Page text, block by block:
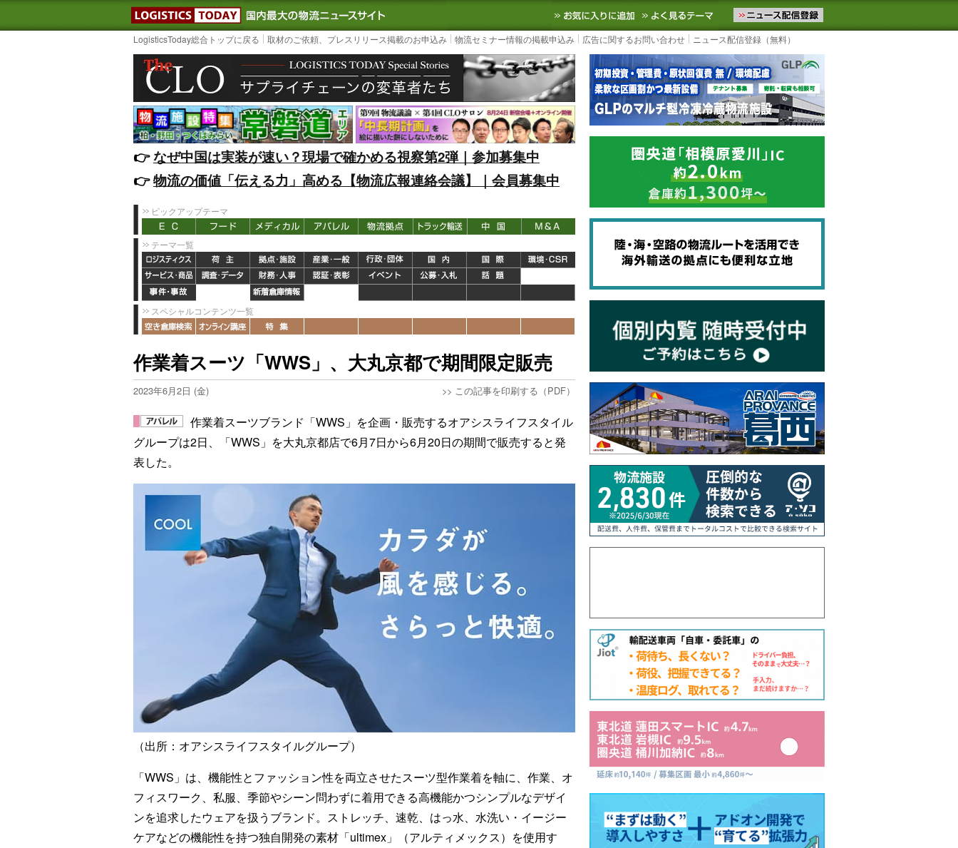
LOGISTICS TODAY｜国内最大の物流ニュースサイト3PL, SCMなど国内外の最新の物流ニュースをお届けします。物流ニュースメール配信を登録す
お気に入りに追加 よく見るテーマ
LogisticsToday総合トップに戻る 取材のご依頼、プレスリリース掲載のお申込み 物流セミナー情報の掲載申込み 広告に関するお問い合わせ ニュース配信登録（無料）
👉️なぜ中国は実装が速い？現場で確かめる視察第2弾｜参加募集中
👉️物流の価値「伝える力」高める【物流広報連絡会議】｜会員募集中
ピックアップテーマ
テーマ一覧
スペシャルコンテンツ一覧
作業着スーツ「WWS」、大丸京都で期間限定販売
2023年6月2日 (金) >> この記事を印刷する（PDF）
作業着スーツブランド「WWS」を企画・販売するオアシスライフスタイル
グループは2日、「WWS」を大丸京都店で6月7日から6月20日の期間で販売すると発
表した。
（出所：オアシスライフスタイルグループ）
「WWS」は、機能性とファッション性を両立させたスーツ型作業着を軸に、作業、オ
フィスワーク、私服、季節やシーン問わずに着用できる高機能かつシンプルなデザイ
ンを追求したウェアを扱うブランド。ストレッチ、速乾、はっ水、水洗い・イージー
ケアなどの機能性を持つ独自開発の素材「ultimex」（アルティメックス）を使用す